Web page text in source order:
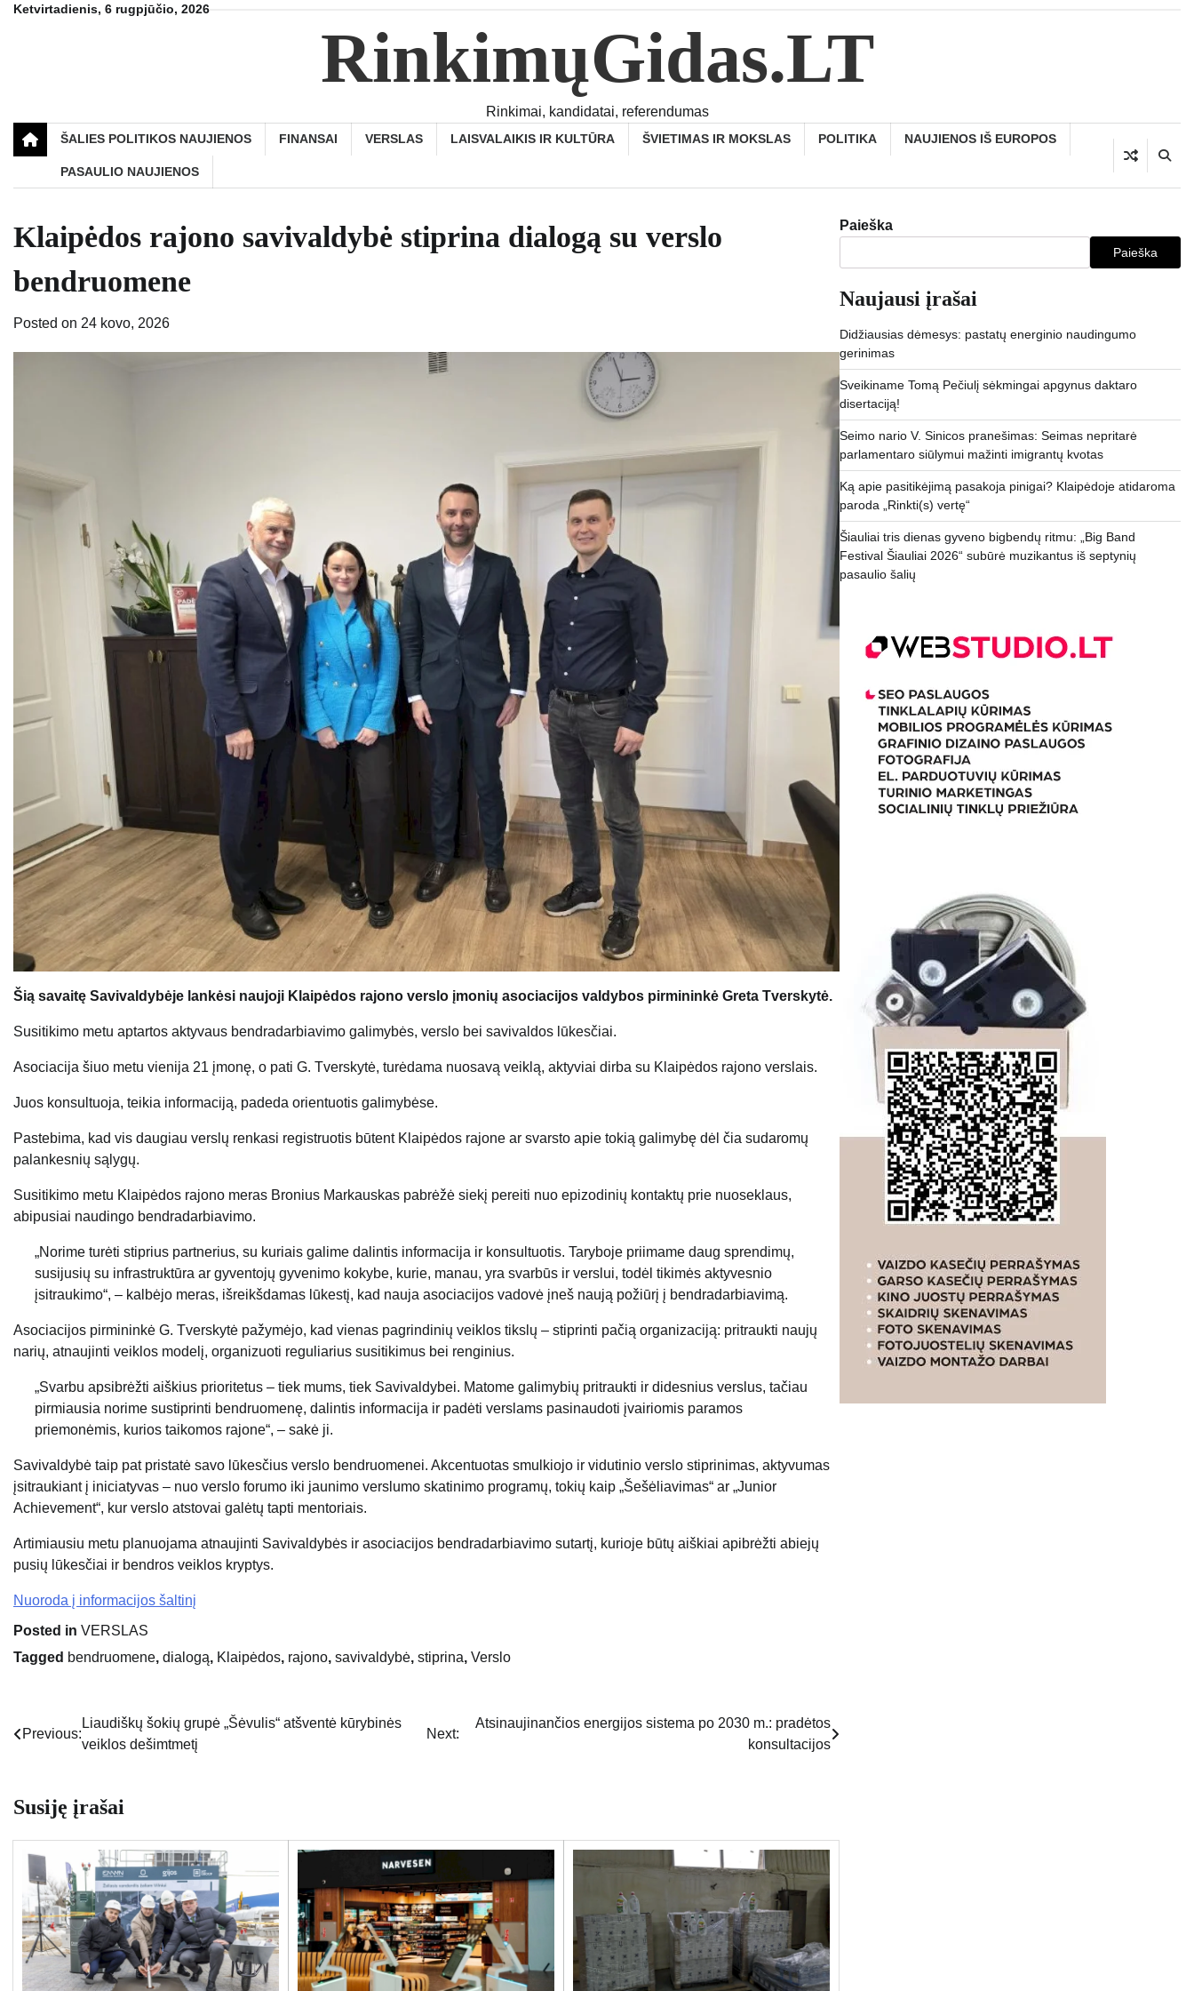
SkipKetvirtadienis, 6 rugpjūčio, 2026
RinkimųGidas.LT
Rinkimai, kandidatai, referendumas
ŠALIES POLITIKOS NAUJIENOS FINANSAI VERSLAS LAISVALAIKIS IR KULTŪRA ŠVIETIMAS IR MOKSLAS POLITIKA NAUJIENOS IŠ EUROPOS
PASAULIO NAUJIENOS
Klaipėdos rajono savivaldybė stiprina dialogą su verslo
bendruomene
Posted on 24 kovo, 2026
Šią savaitę Savivaldybėje lankėsi naujoji Klaipėdos rajono verslo įmonių asociacijos valdybos pirmininkė Greta Tverskytė.
Susitikimo metu aptartos aktyvaus bendradarbiavimo galimybės, verslo bei savivaldos lūkesčiai.
Asociacija šiuo metu vienija 21 įmonę, o pati G. Tverskytė, turėdama nuosavą veiklą, aktyviai dirba su Klaipėdos rajono verslais.
Juos konsultuoja, teikia informaciją, padeda orientuotis galimybėse.
Pastebima, kad vis daugiau verslų renkasi registruotis būtent Klaipėdos rajone ar svarsto apie tokią galimybę dėl čia sudaromų
palankesnių sąlygų.
Susitikimo metu Klaipėdos rajono meras Bronius Markauskas pabrėžė siekį pereiti nuo epizodinių kontaktų prie nuoseklaus,
abipusiai naudingo bendradarbiavimo.
„Norime turėti stiprius partnerius, su kuriais galime dalintis informacija ir konsultuotis. Taryboje priimame daug sprendimų,
susijusių su infrastruktūra ar gyventojų gyvenimo kokybe, kurie, manau, yra svarbūs ir verslui, todėl tikimės aktyvesnio
įsitraukimo“, – kalbėjo meras, išreikšdamas lūkestį, kad nauja asociacijos vadovė įneš naują požiūrį į bendradarbiavimą.
Asociacijos pirmininkė G. Tverskytė pažymėjo, kad vienas pagrindinių veiklos tikslų – stiprinti pačią organizaciją: pritraukti naujų
narių, atnaujinti veiklos modelį, organizuoti reguliarius susitikimus bei renginius.
„Svarbu apsibrėžti aiškius prioritetus – tiek mums, tiek Savivaldybei. Matome galimybių pritraukti ir didesnius verslus, tačiau
pirmiausia norime sustiprinti bendruomenę, dalintis informacija ir padėti verslams pasinaudoti įvairiomis paramos
priemonėmis, kurios taikomos rajone“, – sakė ji.
Savivaldybė taip pat pristatė savo lūkesčius verslo bendruomenei. Akcentuotas smulkiojo ir vidutinio verslo stiprinimas, aktyvumas
įsitraukiant į iniciatyvas – nuo verslo forumo iki jaunimo verslumo skatinimo programų, tokių kaip „Šešėliavimas“ ar „Junior
Achievement“, kur verslo atstovai galėtų tapti mentoriais.
Artimiausiu metu planuojama atnaujinti Savivaldybės ir asociacijos bendradarbiavimo sutartį, kurioje būtų aiškiai apibrėžti abiejų
pusių lūkesčiai ir bendros veiklos kryptys.
Nuoroda į informacijos šaltinį
Posted in VERSLAS
Tagged bendruomene, dialogą, Klaipėdos, rajono, savivaldybė, stiprina, Verslo
Navigacija
Previous:
Liaudiškų šokių grupė „Šėvulis“ atšventė kūrybinės
veiklos dešimtmetį
Next:
Atsinaujinančios energijos sistema po 2030 m.: pradėtos
konsultacijos
Susiję įrašai
Paieška
Paieška
Naujausi įrašai
Didžiausias dėmesys: pastatų energinio naudingumo
gerinimas
Sveikiname Tomą Pečiulį sėkmingai apgynus daktaro
disertaciją!
Seimo nario V. Sinicos pranešimas: Seimas nepritarė
parlamentaro siūlymui mažinti imigrantų kvotas
Ką apie pasitikėjimą pasakoja pinigai? Klaipėdoje atidaroma
paroda „Rinkti(s) vertę“
Šiauliai tris dienas gyveno bigbendų ritmu: „Big Band
Festival Šiauliai 2026“ subūrė muzikantus iš septynių
pasaulio šalių